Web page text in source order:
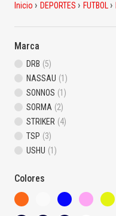
Inicio DEPORTES FUTBOL
Marca
DRB (5)
NASSAU (1)
SONNOS (1)
SORMA (2)
STRIKER (4)
TSP (3)
USHU (1)
Colores